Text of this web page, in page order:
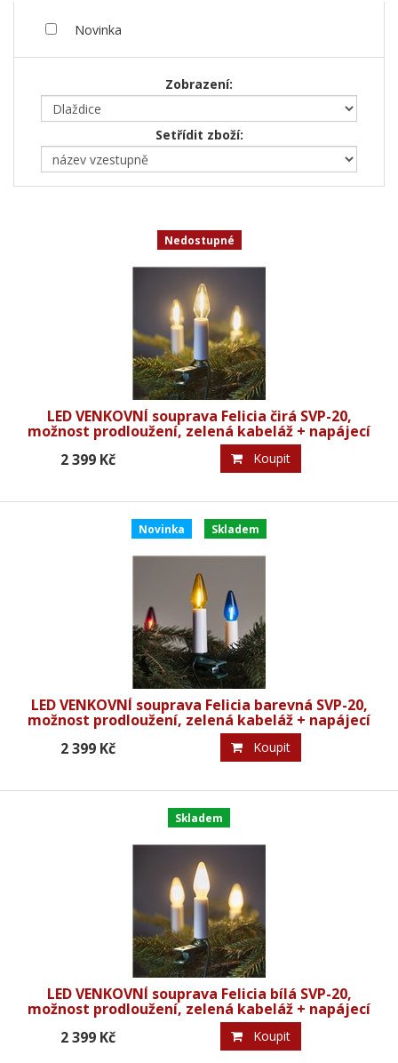
Novinka
Zobrazení:
Setřídit zboží:
LED VENKOVNÍ souprava Felicia čirá SVP-20,
možnost prodloužení, zelená kabeláž + napájecí
trasformátor
Nedostupné
2 399 Kč Koupit
LED VENKOVNÍ souprava Felicia barevná SVP-20,
možnost prodloužení, zelená kabeláž + napájecí
trasformátor
Novinka Skladem
2 399 Kč Koupit
LED VENKOVNÍ souprava Felicia bílá SVP-20,
možnost prodloužení, zelená kabeláž + napájecí
trasformátor
Skladem
2 399 Kč Koupit